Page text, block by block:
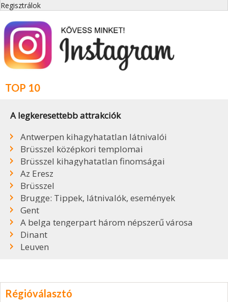
Regisztrálok
TOP 10
A legkeresettebb attrakciók
Antwerpen kihagyhatatlan látnivalói
Brüsszel középkori templomai
Brüsszel kihagyhatatlan finomságai
Az Eresz
Brüsszel
Brugge: Tippek, látnivalók, események
Gent
A belga tengerpart három népszerű városa
Dinant
Leuven
Régióválasztó